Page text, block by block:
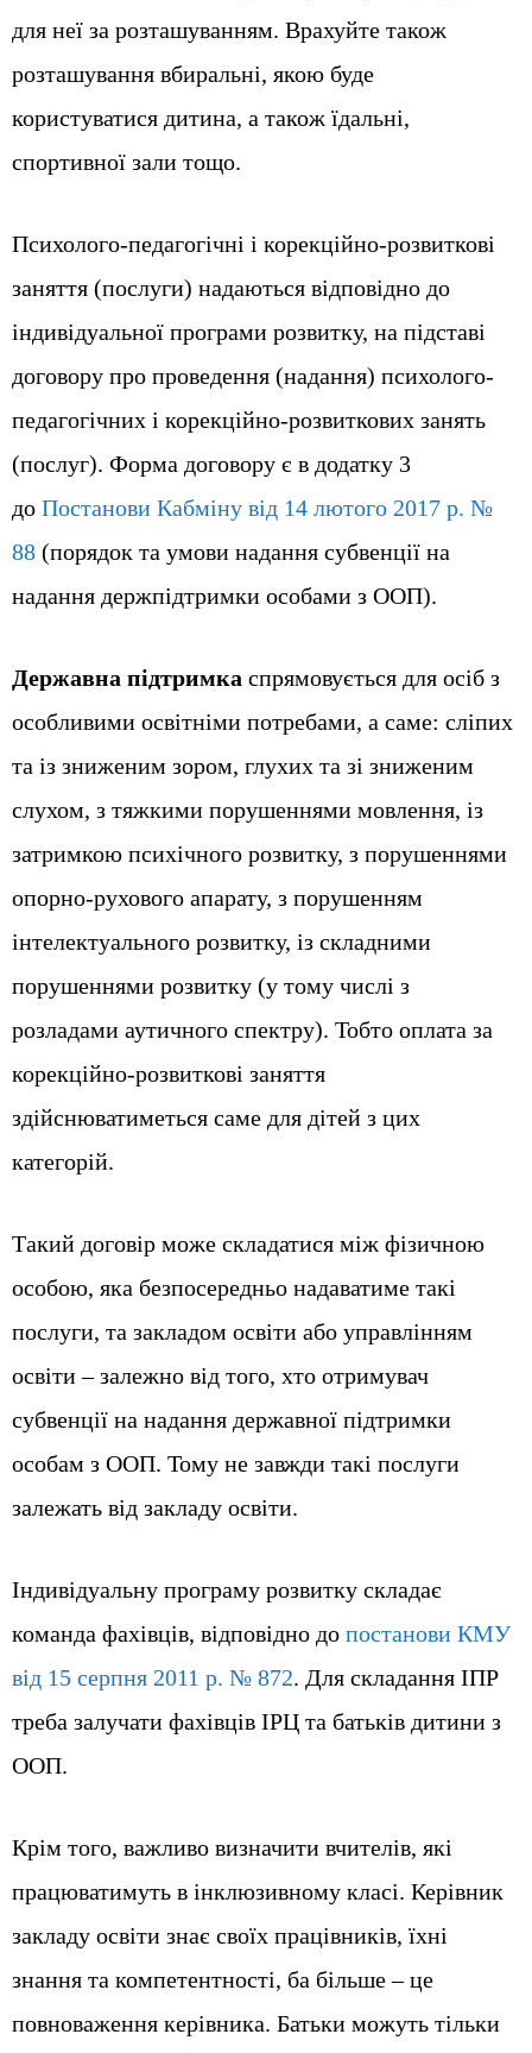
для неї за розташуванням. Врахуйте також
розташування вбиральні, якою буде
користуватися дитина, а також їдальні,
спортивної зали тощо.
Психолого-педагогічні і корекційно-розвиткові
заняття (послуги) надаються відповідно до
індивідуальної програми розвитку, на підставі
договору про проведення (надання) психолого-
педагогічних і корекційно-розвиткових занять
(послуг). Форма договору є в додатку 3
до Постанови Кабміну від 14 лютого 2017 р. №
88 (порядок та умови надання субвенції на
надання держпідтримки особами з ООП).
Державна підтримка спрямовується для осіб з
особливими освітніми потребами, а саме: сліпих
та із зниженим зором, глухих та зі зниженим
слухом, з тяжкими порушеннями мовлення, із
затримкою психічного розвитку, з порушеннями
опорно-рухового апарату, з порушенням
інтелектуального розвитку, із складними
порушеннями розвитку (у тому числі з
розладами аутичного спектру). Тобто оплата за
корекційно-розвиткові заняття
здійснюватиметься саме для дітей з цих
категорій.
Такий договір може складатися між фізичною
особою, яка безпосередньо надаватиме такі
послуги, та закладом освіти або управлінням
освіти – залежно від того, хто отримувач
субвенції на надання державної підтримки
особам з ООП. Тому не завжди такі послуги
залежать від закладу освіти.
Індивідуальну програму розвитку складає
команда фахівців, відповідно до постанови КМУ
від 15 серпня 2011 р. № 872. Для складання ІПР
треба залучати фахівців ІРЦ та батьків дитини з
ООП.
Крім того, важливо визначити вчителів, які
працюватимуть в інклюзивному класі. Керівник
закладу освіти знає своїх працівників, їхні
знання та компетентності, ба більше – це
повноваження керівника. Батьки можуть тільки